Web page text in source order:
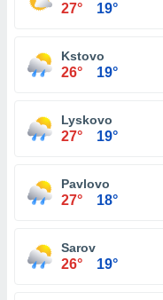
27° 19°
Kstovo
26° 19°
Lyskovo
27° 19°
Pavlovo
27° 18°
Sarov
26° 19°